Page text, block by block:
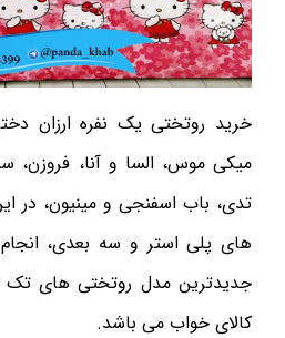
خرید روتختی یک نفره ارزان
میکی موس، السا و آنا، فروزن،
تدی، باب اسفنجی و مینیون، در
های پلی استر و سه بعدی، انجام
جدیدترین مدل روتختی های تک
کالای خواب می باشد.